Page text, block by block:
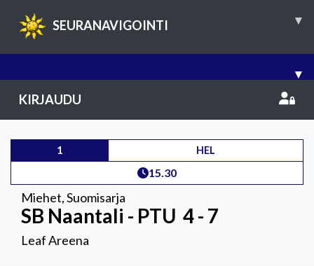
SEURANAVIGOINTI ▾
▾
KIRJAUDU
1 HEL
15.30
Miehet,Suomisarja
SB Naantali - PTU 4 - 7
Leaf Areena